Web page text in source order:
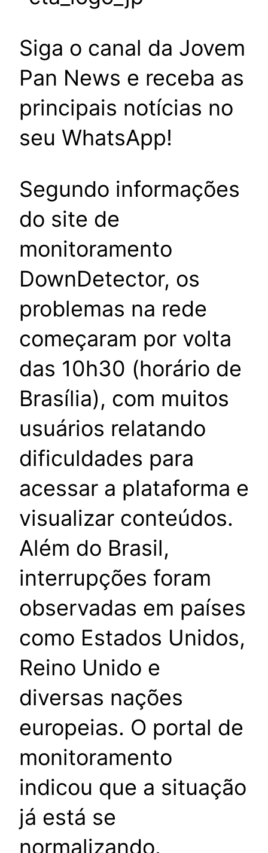
Siga o canal da Jovem
Pan News e receba as
principais notícias no
seu WhatsApp!
Segundo informações
do site de
monitoramento
DownDetector, os
problemas na rede
começaram por volta
das 10h30 (horário de
Brasília), com muitos
usuários relatando
dificuldades para
acessar a plataforma e
visualizar conteúdos.
Além do Brasil,
interrupções foram
observadas em países
como Estados Unidos,
Reino Unido e
diversas nações
europeias. O portal de
monitoramento
indicou que a situação
já está se
normalizando.